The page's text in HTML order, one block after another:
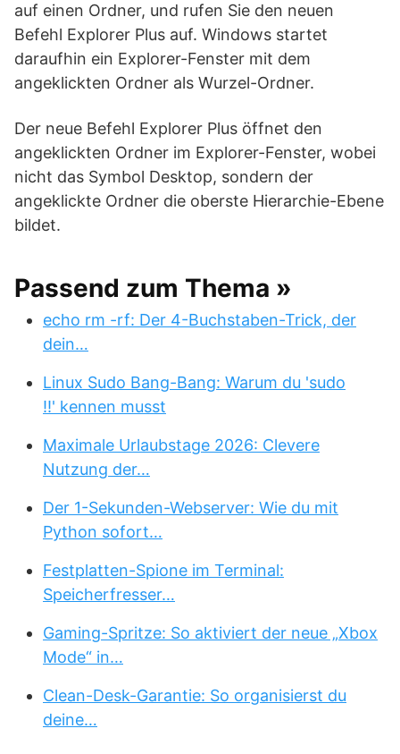
auf einen Ordner, und rufen Sie den neuen
Befehl Explorer Plus auf. Windows startet
daraufhin ein Explorer-Fenster mit dem
angeklickten Ordner als Wurzel-Ordner.
Der neue Befehl Explorer Plus öffnet den
angeklickten Ordner im Explorer-Fenster, wobei
nicht das Symbol Desktop, sondern der
angeklickte Ordner die oberste Hierarchie-Ebene
bildet.
Passend zum Thema »
echo rm -rf: Der 4-Buchstaben-Trick, der
dein…
Linux Sudo Bang-Bang: Warum du 'sudo
!!' kennen musst
Maximale Urlaubstage 2026: Clevere
Nutzung der…
Der 1-Sekunden-Webserver: Wie du mit
Python sofort…
Festplatten-Spione im Terminal:
Speicherfresser…
Gaming-Spritze: So aktiviert der neue „Xbox
Mode“ in…
Clean-Desk-Garantie: So organisierst du
deine…